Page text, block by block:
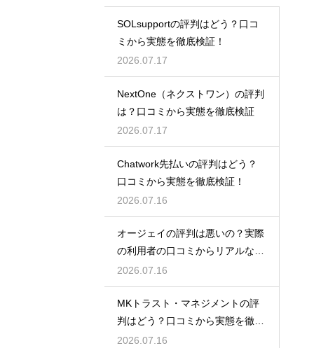
SOLsupportの評判はどう？口コ
ミから実態を徹底検証！
2026.07.17
NextOne（ネクストワン）の評判
は？口コミから実態を徹底検証
2026.07.17
Chatwork先払いの評判はどう？
口コミから実態を徹底検証！
2026.07.16
オージェイの評判は悪いの？実際
の利用者の口コミからリアルな実
態検証
2026.07.16
MKトラスト・マネジメントの評
判はどう？口コミから実態を徹底
検証！
2026.07.16